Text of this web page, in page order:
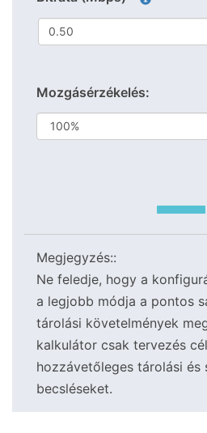
Mozgásérzékelés:
Megjegyzés::
Ne feledje, hogy a
a legjobb módja a pontos
tárolási követelmények
kalkulátor csak tervezés
hozzávetőleges tárolási és
becsléseket.